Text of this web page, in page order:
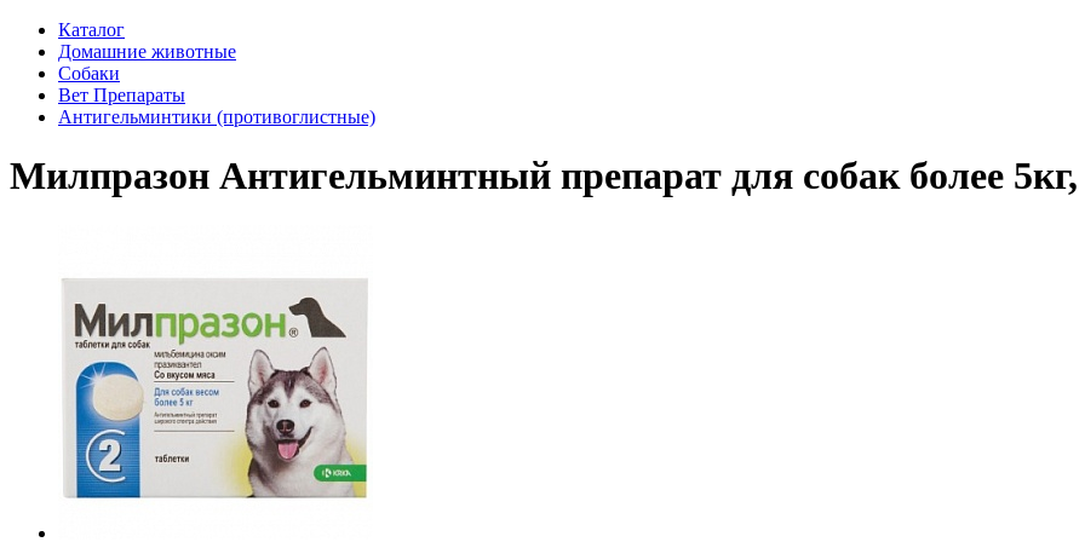
Каталог
Домашние животные
Собаки
Вет Препараты
Антигельминтики (противоглистные)
Милпразон Антигельминтный препарат для собак более 5кг,